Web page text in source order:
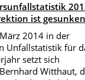
ist
2014 in der
Unfallstatistik für
setzt sich
Witthaut,